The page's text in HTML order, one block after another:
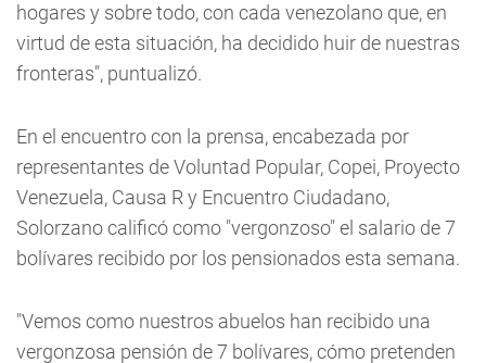
hogares y sobre todo, con cada venezolano que, en
virtud de esta situación, ha decidido huir de nuestras
fronteras", puntualizó.
En el encuentro con la prensa, encabezada por
representantes de Voluntad Popular, Copei, Proyecto
Venezuela, Causa R y Encuentro Ciudadano,
Solorzano calificó como "vergonzoso" el salario de 7
bolívares recibido por los pensionados esta semana.
"Vemos como nuestros abuelos han recibido una
vergonzosa pensión de 7 bolívares, cómo pretenden